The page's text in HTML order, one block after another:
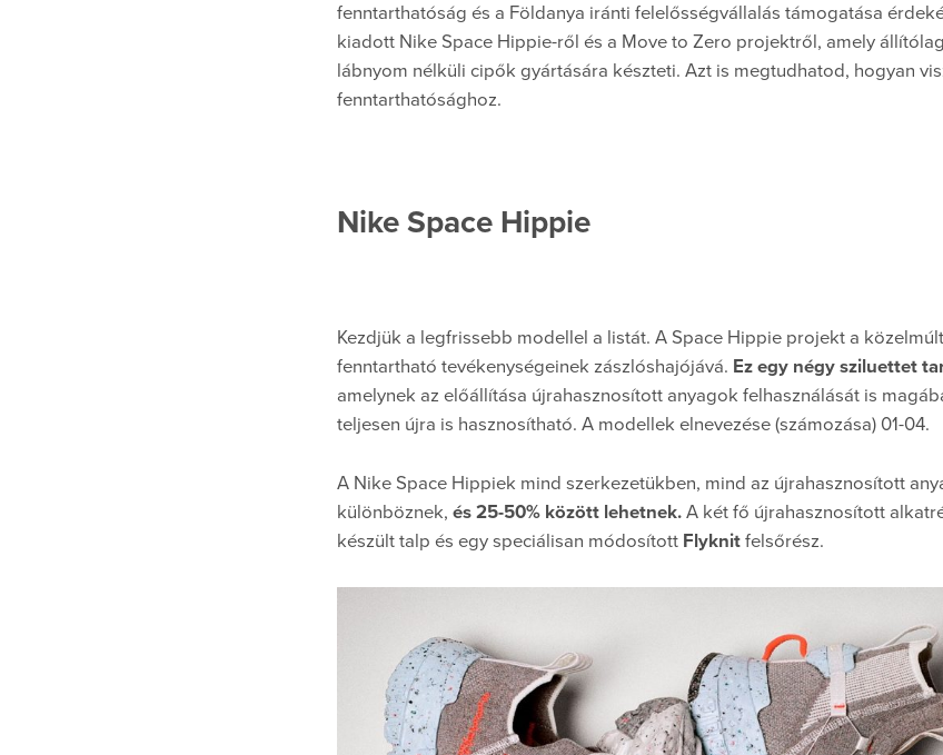
fenntarthatóság és a Földanya iránti felelősségvállalás támogatása
kiadott Nike Space Hippie-ről és a Move to Zero projektről, amely
lábnyom nélküli cipők gyártására készteti. Azt is megtudhatod, hogyan
fenntarthatósághoz.
Nike Space Hippie
Kezdjük a legfrissebb modellel a listát. A Space Hippie projekt a
fenntartható tevékenységeinek zászlóshajójává. Ez egy négy sziluettet
amelynek az előállítása újrahasznosított anyagok felhasználását is
teljesen újra is hasznosítható. A modellek elnevezése (számozása) 01-04.
A Nike Space Hippiek mind szerkezetükben, mind az újrahasznosított
különböznek, és 25-50% között lehetnek.A két fő újrahasznosított
készült talp és egy speciálisan módosítottFlyknit felsőrész.